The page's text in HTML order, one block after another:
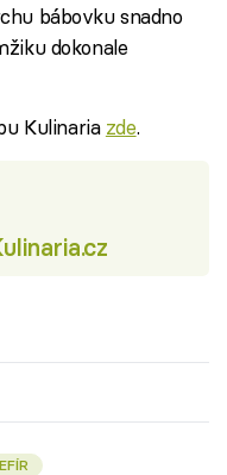
bábovku snadno
dokonale
Kulinaria zde.